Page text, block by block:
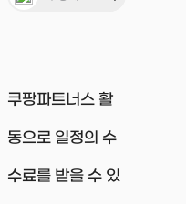
쿠팡파트너스 활
동으로 일정의 수
수료를 받을 수 있